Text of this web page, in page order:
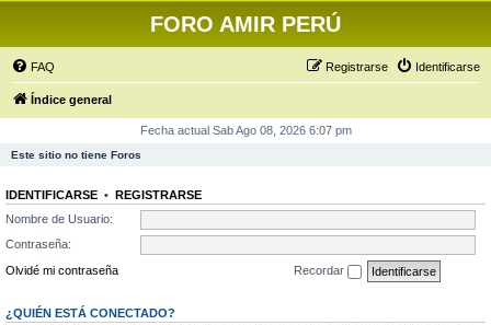
FORO AMIR PERÚ
FAQ Identificarse
Registrarse
Índice general
Fecha actual Sab Ago 08, 2026 6:07 pm
Este sitio no tiene Foros
IDENTIFICARSE • REGISTRARSE
Nombre de Usuario:
Contraseña:
Olvidé mi contraseña
Recordar
¿QUIÉN ESTÁ CONECTADO?